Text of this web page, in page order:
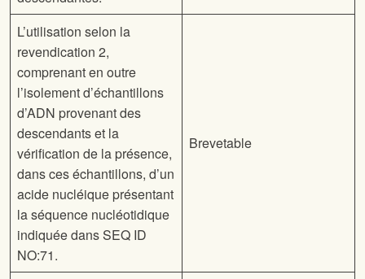
L’utilisation selon la
revendication 2,
comprenant en outre
l’isolement d’échantillons
d’ADN provenant des
descendants et la
vérification de la présence,
dans ces échantillons, d’un
acide nucléique présentant
la séquence nucléotidique
indiquée dans SEQ ID
NO:71.
Brevetable